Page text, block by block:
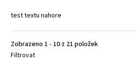
test textu nahore
Zobrazeno 1 - 10 z 21 položek
Filtrovat